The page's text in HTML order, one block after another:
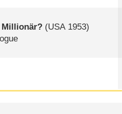
Millionär? (USA1953)